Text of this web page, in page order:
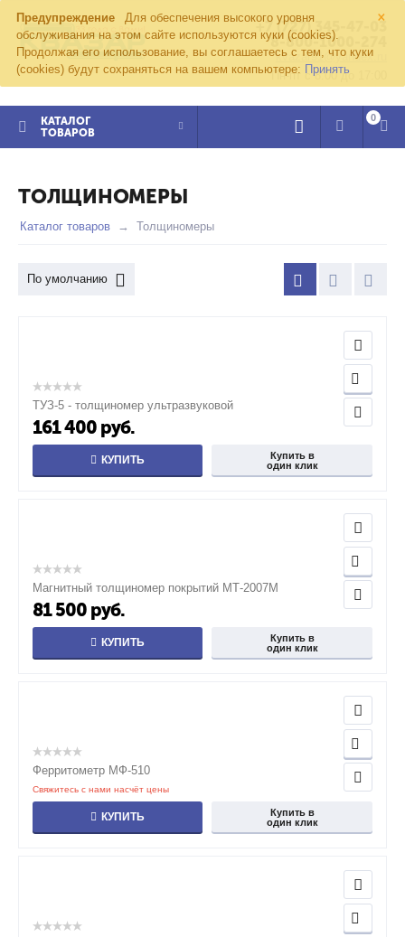
×
Предупреждение
Для обеспечения высокого уровня
обслуживания на этом сайте используются куки (cookies).
Продолжая его использование, вы соглашаетесь с тем, что куки
(cookies) будут сохраняться на вашем компьютере: Принять
+7 (727) 345-47-03
8-800-1000-274
kvazar91@yandex.ru
Пн-пт с 8:00 до 17:00
КАТАЛОГ
ТОВАРОВ
0
ТОЛЩИНОМЕРЫ
Каталог товаров Толщиномеры
По умолчанию
ТУЗ-5 - толщиномер ультразвуковой
161 400 руб.
КУПИТЬ
Купить в
один клик
Магнитный толщиномер покрытий МТ-2007М
81 500 руб.
КУПИТЬ
Купить в
один клик
Ферритометр МФ-510
Свяжитесь с нами насчёт цены
КУПИТЬ
Купить в
один клик